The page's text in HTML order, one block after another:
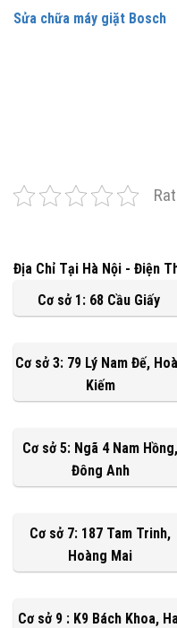
Sửa chữa máy giặt Bosch
Địa Chỉ Tại Hà Nội - Điện
Cơ sở 1: 68 Cầu Giấy
Cơ sở 3: 79 Lý Nam Đế,
Kiếm
Cơ sở 5: Ngã 4 Nam Hồng,
Đông Anh
Cơ sở 7: 187 Tam Trinh,
Hoàng Mai
Cơ sở 9 : K9 Bách Khoa,